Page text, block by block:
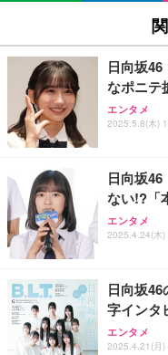
日向坂
なポニテ
エンタメ
2025.5.8(木)
日向坂
ない!?「
エンタメ
2025.4.24(木)
日向坂
字インタ
エンタメ
2025.4.21(月)